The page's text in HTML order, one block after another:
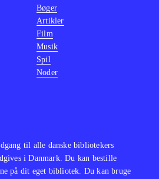
til alle danske bibliotekers
i Danmark. Du kan bestille
på dit eget bibliotek. Du kan bruge
Bøger
Artikler
Film
Musik
Spil
Noder